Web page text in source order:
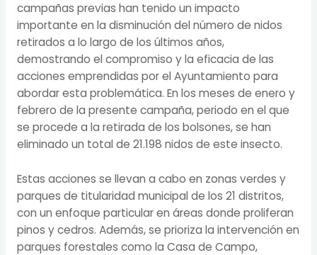
campañas previas han tenido un impacto
importante en la disminución del número de nidos
retirados a lo largo de los últimos años,
demostrando el compromiso y la eficacia de las
acciones emprendidas por el Ayuntamiento para
abordar esta problemática. En los meses de enero y
febrero de la presente campaña, periodo en el que
se procede a la retirada de los bolsones, se han
eliminado un total de 21.198 nidos de este insecto.
Estas acciones se llevan a cabo en zonas verdes y
parques de titularidad municipal de los 21 distritos,
con un enfoque particular en áreas donde proliferan
pinos y cedros. Además, se prioriza la intervención en
parques forestales como la Casa de Campo,